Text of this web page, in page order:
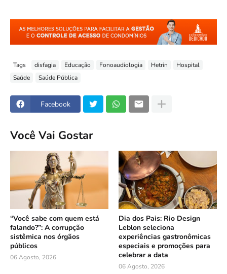
Tags disfagia Educação Fonoaudiologia Hetrin
Hospital
Saúde
Saúde Pública
Facebook
Você Vai Gostar
“Você sabe com quem está
falando?”: A corrupção
sistêmica nos órgãos
públicos
06 Agosto, 2026
Dia dos Pais: Rio Design
Leblon seleciona
experiências gastronômicas
especiais e promoções para
celebrar a data
06 Agosto, 2026